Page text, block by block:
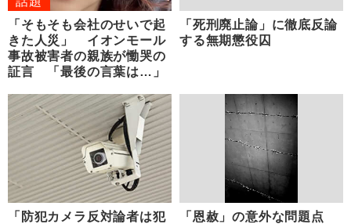
「そもそも会社のせいで起
きた人災」 イオンモール
事故被害者の親族が慟哭の
証言 「最後の言葉は…」
「死刑廃止論」に徹底反論
する無期懲役囚
「防犯カメラ反対論者は犯
「恩赦」の意外な問題点